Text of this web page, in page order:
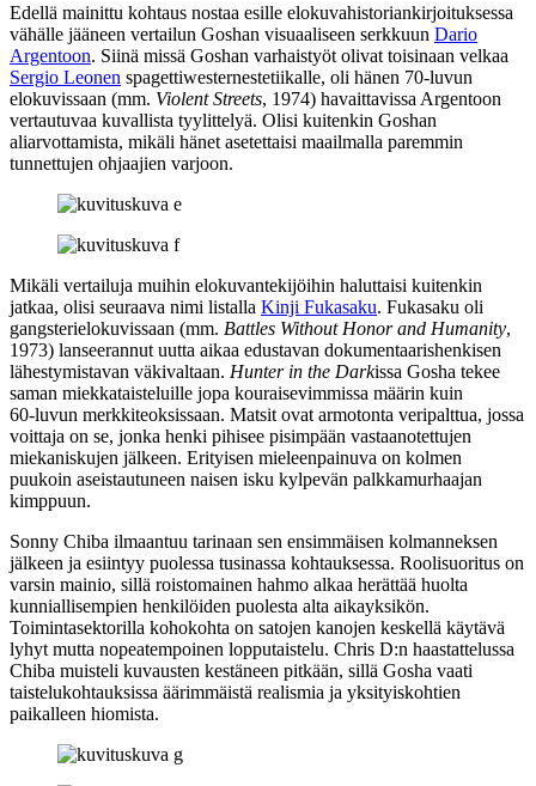
Edellä mainittu kohtaus nostaa esille elokuvahistoriankirjoituksessa
vähälle jääneen vertailun Goshan visuaaliseen serkkuun Dario
Argentoon. Siinä missä Goshan varhaistyöt olivat toisinaan velkaa
Sergio Leonen spagettiwesternestetiikalle, oli hänen 70‑luvun
elokuvissaan (mm. Violent Streets, 1974) havaittavissa Argentoon
vertautuvaa kuvallista tyylittelyä. Olisi kuitenkin Goshan
aliarvottamista, mikäli hänet asetettaisi maailmalla paremmin
tunnettujen ohjaajien varjoon.
Mikäli vertailuja muihin elokuvantekijöihin haluttaisi kuitenkin
jatkaa, olisi seuraava nimi listalla Kinji Fukasaku. Fukasaku oli
gangsterielokuvissaan (mm. Battles Without Honor and Humanity,
1973) lanseerannut uutta aikaa edustavan dokumentaarishenkisen
lähestymistavan väkivaltaan. Hunter in the Darkissa Gosha tekee
saman miekkataisteluille jopa kouraisevimmissa määrin kuin
60‑luvun merkkiteoksissaan. Matsit ovat armotonta veripalttua, jossa
voittaja on se, jonka henki pihisee pisimpään vastaanotettujen
miekaniskujen jälkeen. Erityisen mieleenpainuva on kolmen
puukoin aseistautuneen naisen isku kylpevän palkkamurhaajan
kimppuun.
Sonny Chiba ilmaantuu tarinaan sen ensimmäisen kolmanneksen
jälkeen ja esiintyy puolessa tusinassa kohtauksessa. Roolisuoritus on
varsin mainio, sillä roistomainen hahmo alkaa herättää huolta
kunniallisempien henkilöiden puolesta alta aikayksikön.
Toimintasektorilla kohokohta on satojen kanojen keskellä käytävä
lyhyt mutta nopeatempoinen lopputaistelu. Chris D:n haastattelussa
Chiba muisteli kuvausten kestäneen pitkään, sillä Gosha vaati
taistelukohtauksissa äärimmäistä realismia ja yksityiskohtien
paikalleen hiomista.